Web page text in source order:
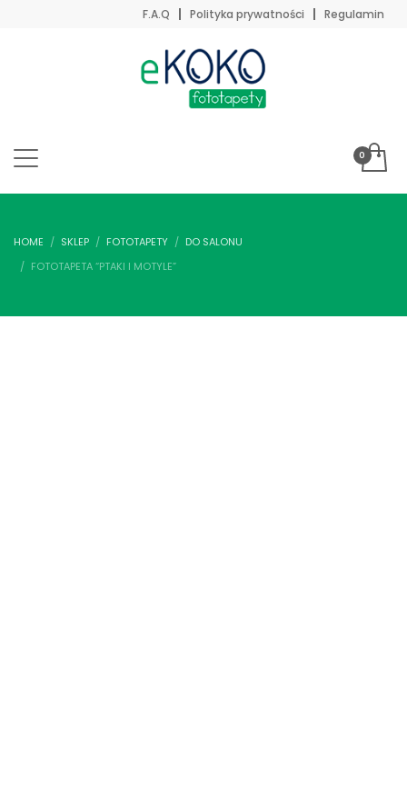
F.A.Q Polityka prywatności Regulamin
HOME SKLEP FOTOTAPETY
DO SALONU
FOTOTAPETA “PTAKI I MOTYLE”